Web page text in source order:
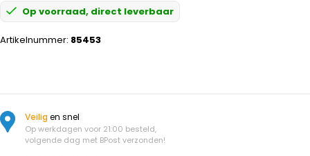
Op voorraad, direct leverbaar
Artikelnummer: 85453
Veiligen snel
Op werkdagen voor 21:00 besteld,
volgende dag met BPost verzonden!